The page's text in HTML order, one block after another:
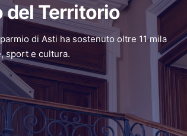
del Territorio
di Asti ha sostenuto oltre 11 mila
sport e cultura.